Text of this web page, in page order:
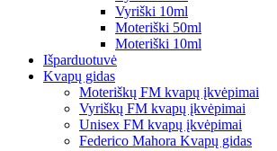
Vyriški 10ml
Moteriški 50ml
Moteriški 10ml
Išparduotuvė
Kvapų gidas
Moteriškų FM kvapų įkvėpimai
Vyriškų FM kvapų įkvėpimai
Unisex FM kvapų įkvėpimai
Federico Mahora Kvapų gidas